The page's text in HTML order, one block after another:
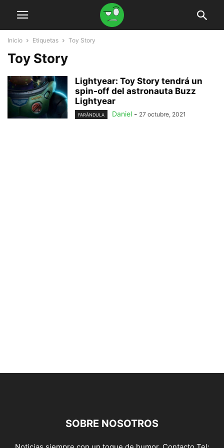
Inicio Etiquetas Toy Story
Toy Story
Lightyear: Toy Story tendrá un
spin-off del astronauta Buzz
Lightyear
FARÁNDULA Daniel - 27 octubre, 2021
SOBRE NOSOTROS